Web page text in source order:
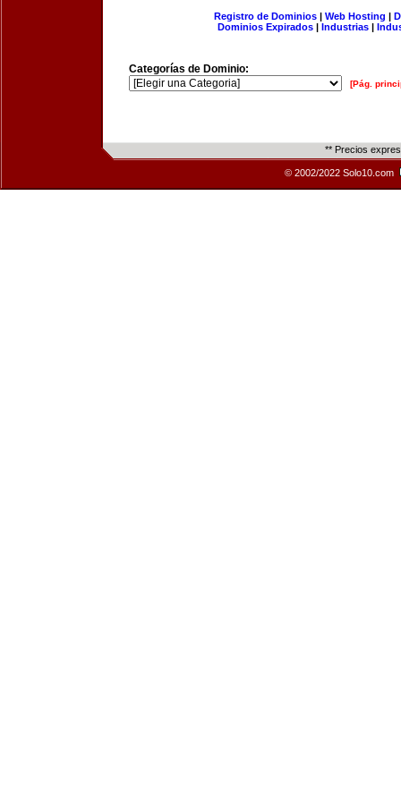
Registro de Dominios| Web Hosting |
Dominios Expirados | Industrias |
Categorías de Dominio:
[Pág.
** Precios
© 2002/2022 Solo10.com